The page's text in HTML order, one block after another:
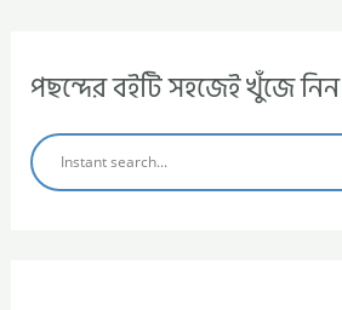
পছন্দের বইটি সহজেই খুঁজে নিন